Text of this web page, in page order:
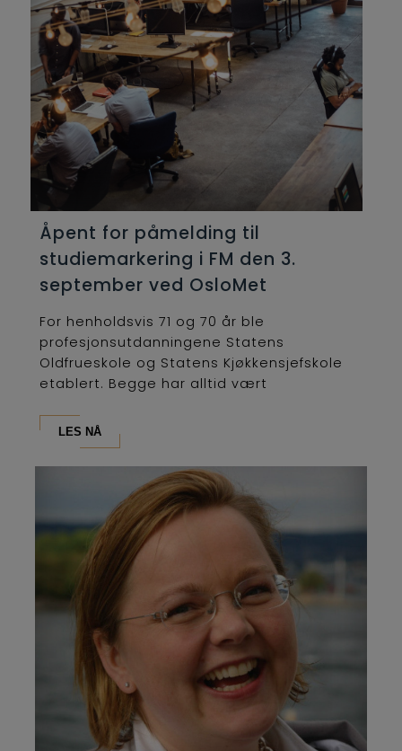
Åpent for påmelding til
studiemarkering i FM den 3.
september ved OsloMet
For henholdsvis 71 og 70 år ble
profesjonsutdanningene Statens
Oldfrueskole og Statens Kjøkkensjefskole
etablert. Begge har alltid vært
LES NÅ